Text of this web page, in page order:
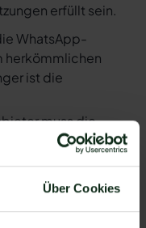
Über Cookies
erfüllt sein.
WhatsApp-
herkömmlichen
ist die
muss die
um die Integration
Anbieter der
eine Integration
WhatsApp zu